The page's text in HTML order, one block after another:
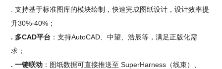
. 支持基于标准图库的模块绘制，快速完成图纸设计，设计效率提
升30%-40%；
. 多CAD平台 ：支持AutoCAD、中望、浩辰等，满足正版化需
求；
. 一键联动 ：图纸数据可直接推送至 SuperHarness（线束）、